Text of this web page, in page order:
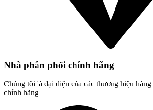
Nhà phân phối chính hãng
Chúng tôi là đại diện của các thương hiệu
chính hãng